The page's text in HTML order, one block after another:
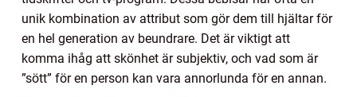
unik kombination av attribut som gör dem till hjältar för
en hel generation av beundrare. Det är viktigt att
komma ihåg att skönhet är subjektiv, och vad som är
”sött” för en person kan vara annorlunda för en annan.